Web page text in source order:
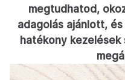
megtudhatod,
adagolás ajánlott,
hatékony